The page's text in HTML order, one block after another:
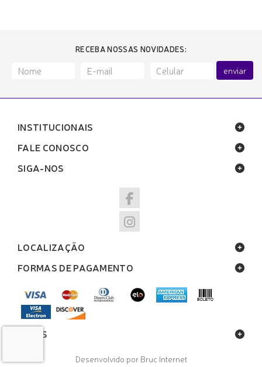
RECEBA NOSSAS NOVIDADES:
enviar
INSTITUCIONAIS
FALE CONOSCO
SIGA-NOS
LOCALIZAÇÃO
FORMAS DE PAGAMENTO
SELOS
Desenvolvido por Bruc Internet